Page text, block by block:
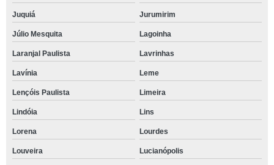
Juquiá Jurumirim
Júlio Mesquita Lagoinha
Laranjal Paulista Lavrinhas
Lavínia Leme
Lençóis Paulista Limeira
Lindóia Lins
Lorena Lourdes
Louveira Lucianópolis